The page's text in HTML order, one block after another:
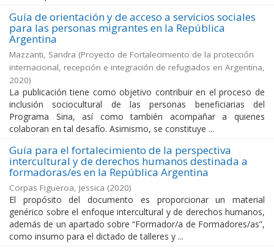
Guía de orientación y de acceso a servicios sociales
para las personas migrantes en la República
Argentina
Mazzanti, Sandra (Proyecto de Fortalecimiento de la protección
internacional, recepción e integración de refugiados en Argentina,
2020)
La publicación tiene como objetivo contribuir en el proceso de
inclusión sociocultural de las personas beneficiarias del
Programa Siria, así como también acompañar a quienes
colaboran en tal desafío. Asimismo, se constituye ...
Guía para el fortalecimiento de la perspectiva
intercultural y de derechos humanos destinada a
formadoras/es en la República Argentina
Corpas Figueroa, Jessica (2020)
El propósito del documento es proporcionar un material
genérico sobre el enfoque intercultural y de derechos humanos,
además de un apartado sobre “Formador/a de Formadores/as”,
como insumo para el dictado de talleres y ...